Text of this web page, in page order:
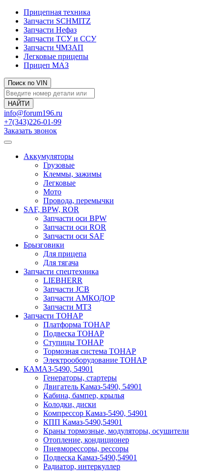
Прицепная техника
Запчасти SCHMITZ
Запчасти Нефаз
Запчасти ТСУ и ССУ
Запчасти ЧМЗАП
Легковые прицепы
Прицеп МАЗ
Поиск по VIN
info@forum196.ru
+7(343)226-01-99
Заказать звонок
Аккумуляторы
Грузовые
Клеммы, зажимы
Легковые
Мото
Провода, перемычки
SAF, BPW, ROR
Запчасти оси BPW
Запчасти оси ROR
Запчасти оси SAF
Брызговики
Для прицепа
Для тягача
Запчасти спецтехника
LIEBHERR
Запчасти JCB
Запчасти АМКОДОР
Запчасти МТЗ
Запчасти ТОНАР
Платформа ТОНАР
Подвеска ТОНАР
Ступицы ТОНАР
Тормозная система ТОНАР
Электрооборудование ТОНАР
КАМАЗ-5490, 54901
Генераторы, стартеры
Двигатель Камаз-5490, 54901
Кабина, бампер, крылья
Колодки, диски
Компрессор Камаз-5490, 54901
КПП Камаз-5490,54901
Краны тормозные, модуляторы, осушители
Отопление, кондиционер
Пневморессоры, рессоры
Подвеска Камаз-5490,54901
Радиатор, интеркуллер